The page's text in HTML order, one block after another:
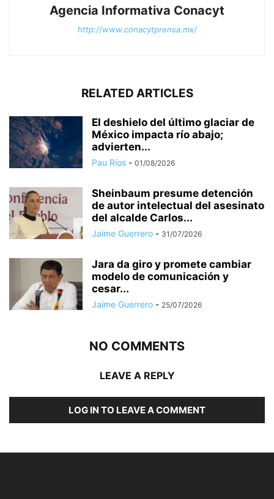
Agencia Informativa Conacyt
http://www.conacytprensa.mx/
RELATED ARTICLES
El deshielo del último glaciar de
México impacta río abajo;
advierten...
Pau Ríos - 01/08/2026
Sheinbaum presume detención
de autor intelectual del asesinato
del alcalde Carlos...
Jaime Guerrero - 31/07/2026
Jara da giro y promete cambiar
modelo de comunicación y
cesar...
Jaime Guerrero - 25/07/2026
NO COMMENTS
LEAVE A REPLY
LOG IN TO LEAVE A COMMENT